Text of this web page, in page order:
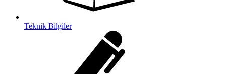
Teknik Bilgiler